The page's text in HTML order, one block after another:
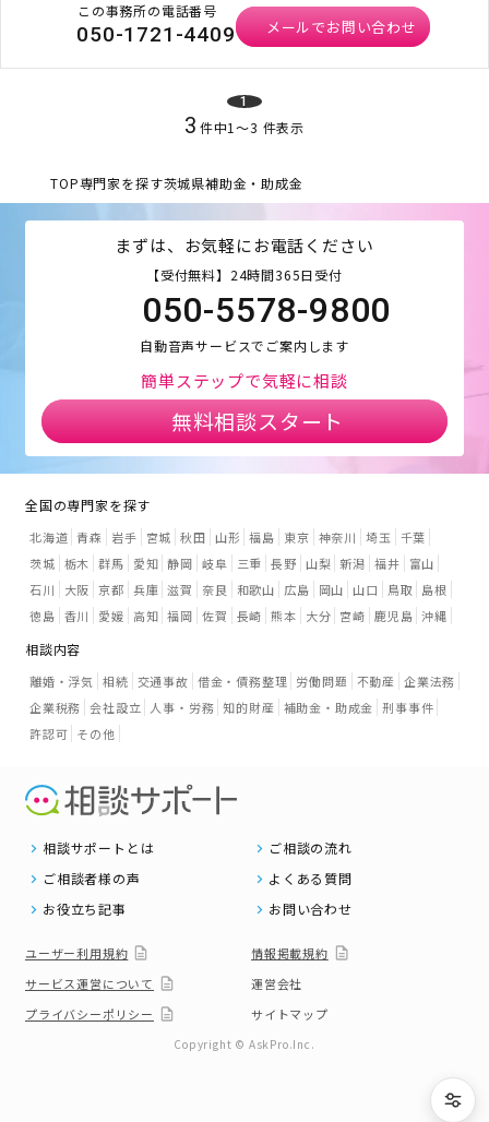
この事務所の電話番号
050-1721-4409 メールでお問い合わせ
1
3 件中1〜3 件表示
TOP専門家を探す茨城県補助金・助成金
まずは、お気軽にお電話ください
【受付無料】24時間365日受付
050-5578-9800
自動音声サービスでご案内します
簡単ステップで気軽に相談
無料相談スタート
全国の専門家を探す
北海道 青森 岩手 宮城 秋田 山形 福島 東京 神奈川 埼玉
千葉
茨城 栃木 群馬 愛知 静岡 岐阜 三重 長野 山梨 新潟 福井
富山
石川
大阪 京都 兵庫 滋賀 奈良 和歌山 広島 岡山 山口 鳥取
島根
徳島 香川 愛媛 高知 福岡 佐賀 長崎 熊本 大分 宮崎 鹿児島 沖縄
相談内容
離婚・浮気 相続 交通事故 借金・債務整理 労働問題 不動産 企業法務
企業税務 会社設立 人事・労務 知的財産 補助金・助成金 刑事事件
許認可 その他
相談サポートとは
ご相談の流れ
ご相談者様の声
よくある質問
お役立ち記事
お問い合わせ
ユーザー利用規約
情報掲載規約
サービス運営について
運営会社
プライバシーポリシー
サイトマップ
Copyright © AskPro.Inc.